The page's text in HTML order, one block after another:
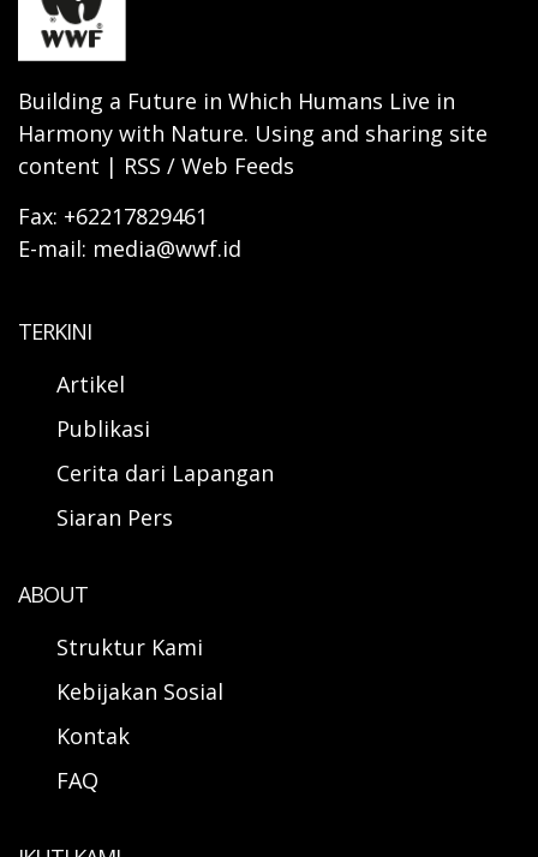
Building a Future in Which Humans Live in
Harmony with Nature. Using and sharing site
content | RSS / Web Feeds
Fax: +62217829461
E-mail: media@wwf.id
TERKINI
Artikel
Publikasi
Cerita dari Lapangan
Siaran Pers
ABOUT
Struktur Kami
Kebijakan Sosial
Kontak
FAQ